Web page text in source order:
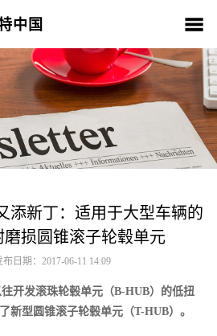
中国
新闻中心 CSR 人材招聘
添新丁：适用于大型车辆的
损圆锥滚子轮毂单元
日期：2017-06-11 14:09
开发滚珠轮毂单元（B-HUB）的低扭
新型圆锥滚子轮毂单元（T-HUB）。